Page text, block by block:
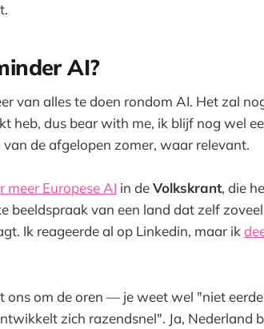
AI?
van alles te doen rondom AI. Het zal
heb, dus bear with me, ik blijf nog wel
de afgelopen zomer, waar relevant.
meer Europese AI in deVolkskrant, die
beeldspraak van een land dat zelf
Ik reageerde al op Linkedin, maar ik
om de oren — je weet wel "niet
zich razendsnel". Ja, Nederland